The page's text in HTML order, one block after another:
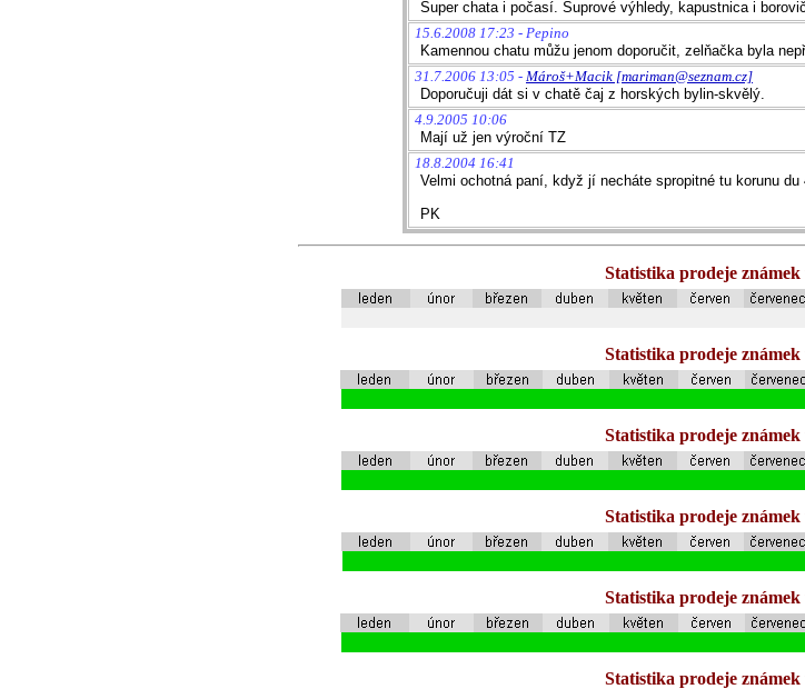
Super chata i počasí. Suprové výhledy, kapustnica i
15.6.2008 17:23 - Pepino
Kamennou chatu můžu jenom doporučit, zelňačka byla
31.7.2006 13:05 - Mároš+Macik [mariman@seznam.cz]
Doporučuji dát si v chatě čaj z horských bylin-skvělý.
4.9.2005 10:06
Mají už jen výroční TZ
18.8.2004 16:41
Velmi ochotná paní, když jí necháte spropitné tu korunu
PK
Statistika prodeje známek
Statistika prodeje známek
Statistika prodeje známek
Statistika prodeje známek
Statistika prodeje známek
Statistika prodeje známek